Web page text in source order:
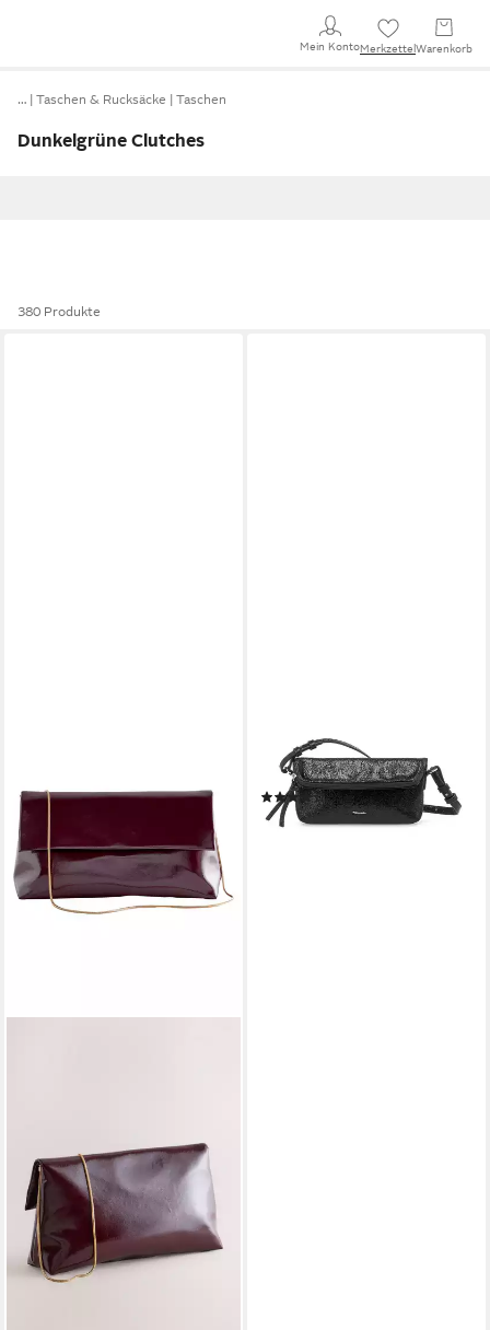
Mein KontoMerkzettel Warenkorb
… Taschen & Rucksäcke Taschen
Dunkelgrüne Clutches
380 Produkte
Umhängetasche, Clutch Bag,
metallic
(1)
14,95 € 29,95 €